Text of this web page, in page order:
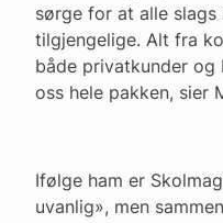
sørge for at alle
tilgjengelige. Alt fra
både privatkunder og
oss hele pakken, sier
Ifølge ham er
uvanlig», men